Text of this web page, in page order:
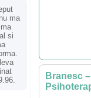
ma
si
Branesc